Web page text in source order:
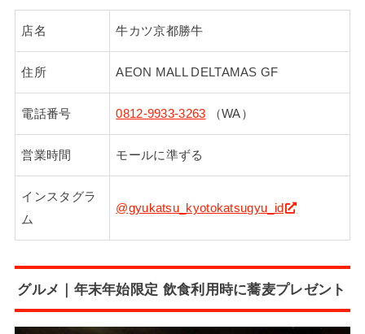
店名 牛カツ京都勝牛
住所 AEON MALL DELTAMAS GF
電話番号 0812-9933-3263 （WA）
営業時間 モールに準ずる
インスタグラ
ム
@gyukatsu_kyotokatsugyu_id
グルメ｜年末年始限定 飲食利用時に蕎麦プレゼント